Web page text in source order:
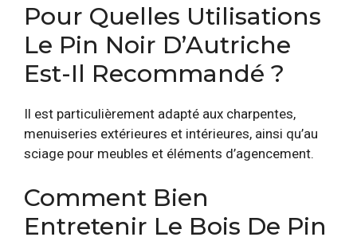
Pour Quelles Utilisations
Le Pin Noir D’Autriche
Est-Il Recommandé ?
Il est particulièrement adapté aux charpentes,
menuiseries extérieures et intérieures, ainsi qu’au
sciage pour meubles et éléments d’agencement.
Comment Bien
Entretenir Le Bois De Pin